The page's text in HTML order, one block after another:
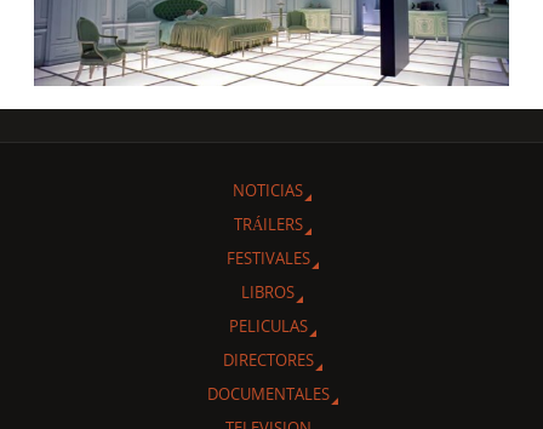
NOTICIAS
TRÁILERS
FESTIVALES
LIBROS
PELICULAS
DIRECTORES
DOCUMENTALES